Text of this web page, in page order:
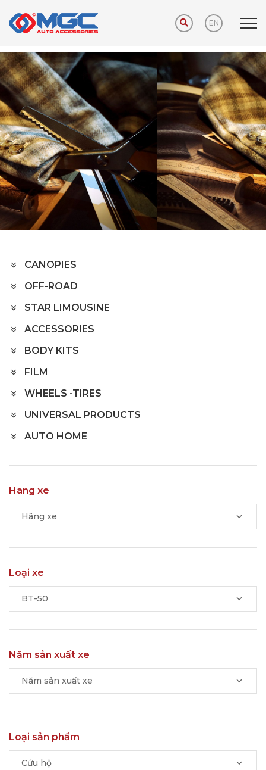
EN
Home PRODUCTS AUTO HOME
CANOPIES
OFF-ROAD
STAR LIMOUSINE
ACCESSORIES
BODY KITS
FILM
WHEELS -TIRES
UNIVERSAL PRODUCTS
AUTO HOME
Hãng xe
Hãng xe
Loại xe
BT-50
Năm sản xuất xe
Năm sản xuất xe
Loại sản phẩm
Cứu hộ